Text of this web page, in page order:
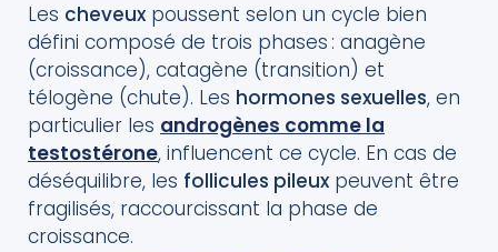
Les cheveux poussent selon un cycle bien
défini composé de trois phases : anagène
(croissance), catagène (transition) et
télogène (chute). Les hormones sexuelles, en
particulier les androgènes comme la
testostérone, influencent ce cycle. En cas de
déséquilibre, les follicules pileux peuvent être
fragilisés, raccourcissant la phase de
croissance.